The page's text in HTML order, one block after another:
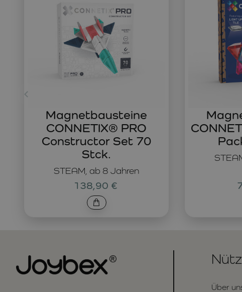
STEAM, ab 8 Jahren
Magnetbausteine
CONNETIX® PRO
Constructor Set 70
Stck.
138,90 €
Über